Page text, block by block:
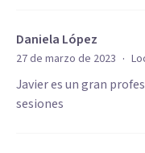
Daniela López
27 de marzo de 2023 ·
Javier es un gran
sesiones